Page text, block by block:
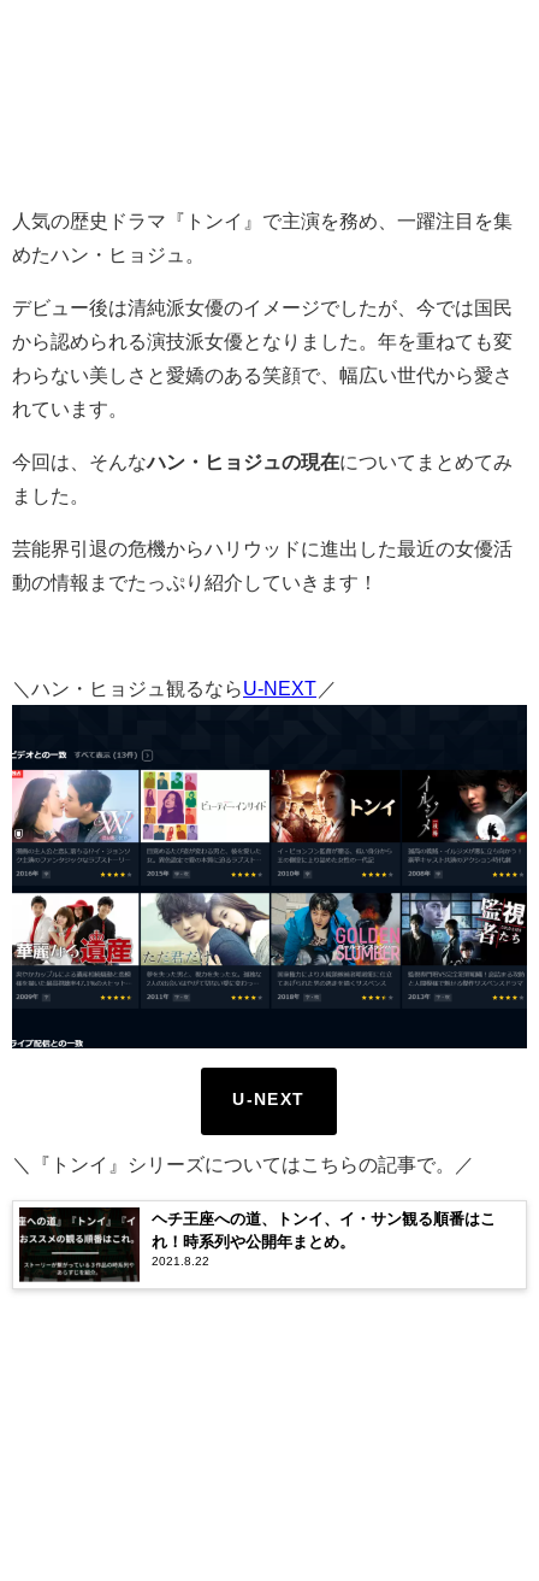
人気の歴史ドラマ『トンイ』で主演を務め、一躍注目を集
めたハン・ヒョジュ。
デビュー後は清純派女優のイメージでしたが、今では国民
から認められる演技派女優となりました。年を重ねても変
わらない美しさと愛嬌のある笑顔で、幅広い世代から愛さ
れています。
今回は、そんなハン・ヒョジュの現在についてまとめてみ
ました。
芸能界引退の危機からハリウッドに進出した最近の女優活
動の情報までたっぷり紹介していきます！
＼ハン・ヒョジュ観るならU-NEXT ／
U-NEXT
＼『トンイ』シリーズについてはこちらの記事で。／
ヘチ王座への道、トンイ、イ・サン観る順番はこ
れ！時系列や公開年まとめ。
2021.8.22